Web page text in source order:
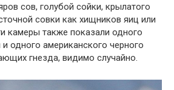
сов, голубой сойки, крылатого
совки как хищников яиц или
камеры также показали одного
одного американского черного
гнезда, видимо случайно.